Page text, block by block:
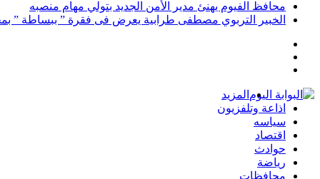
محافظ الفيوم يهنئ مدير الأمن الجديد بتولي مهام منصبه
الخبير التربوي مصطفى طرابية يعرض فى فقرة ” ببساطة ”
المزيد
اذاعة وتلفزيون
سياسه
اقتصاد
حوادث
رياضة
محافظات